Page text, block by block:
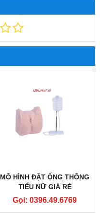
MÔ HÌNH ĐẶT ỐNG THÔNG
TIỂU NỮ GIÁ RẺ
Gọi: 0396.49.6769